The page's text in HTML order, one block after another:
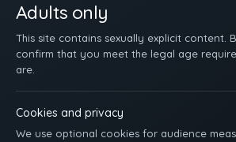
Adults only
This site contains sexually explicit content.
confirm that you meet the legal age
are.
Cookies and privacy
We use optional cookies for audience